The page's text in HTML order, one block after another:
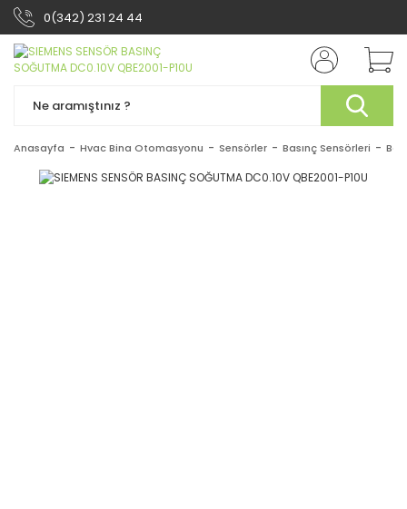
0(342) 231 24 44
Anasayfa Hvac Bina Otomasyonu Sensörler Basınç Sensörleri